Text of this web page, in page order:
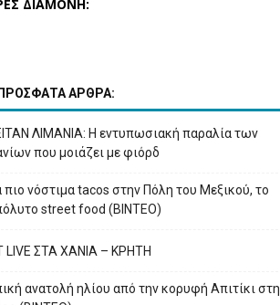
ΔΙΑΜΟΝΗ:
ΠΡΟΣΦΑΤΑ ΑΡΘΡΑ:
ΛΙΜΑΝΙΑ: Η εντυπωσιακή παραλία των
που μοιάζει με φιόρδ
πιο νόστιμα tacos στην Πόλη του Μεξικού, το
street food (ΒΙΝΤΕΟ)
LIVE ΣΤΑ ΧΑΝΙΑ – ΚΡΗΤΗ
ανατολή ηλίου από την κορυφή Απιτίκι στη